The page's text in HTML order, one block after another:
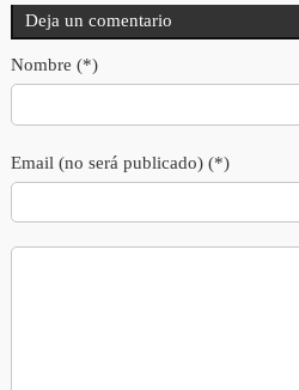
Deja un comentario
Nombre (*)
Email (no será publicado) (*)